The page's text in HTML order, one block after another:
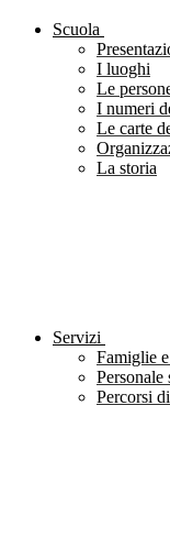
Scuola
I luoghi
Le
I numeri
Le carte
La storia
Servizi
Famiglie
Personale
Percorsi